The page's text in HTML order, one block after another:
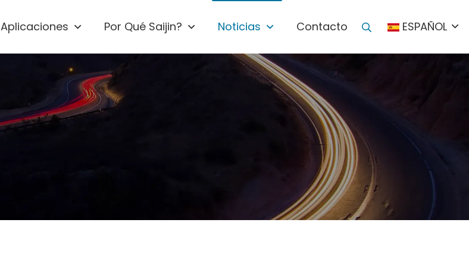
Aplicaciones Por Qué Saijin? Noticias Contacto ESPAÑOL